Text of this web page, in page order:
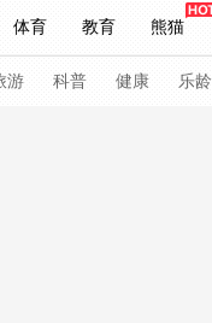
体育 教育 熊猫
妙语 热解读 天天学习
持人 下载央视影音
游 科普 健康 乐龄